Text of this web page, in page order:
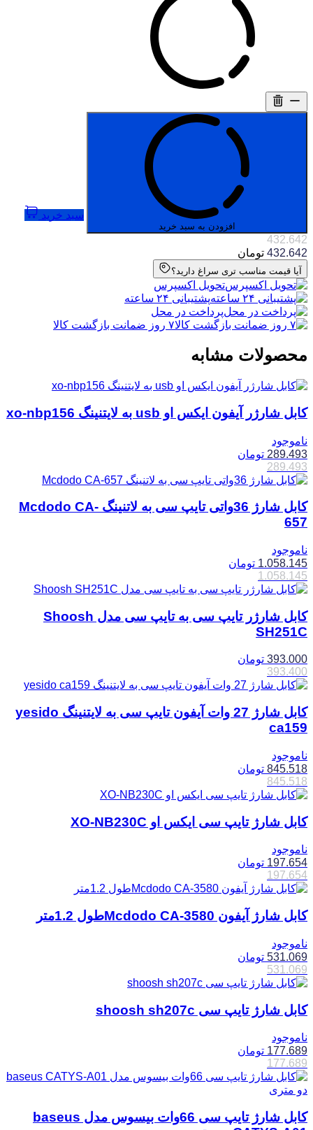
افزودن به سبد خرید
سبد خرید
432.642
432.642 تومان
آیا قیمت مناسب تری سراغ دارید؟
تحویل اکسپرس
پشتیبانی ۲۴ ساعته
پرداخت در محل
۷ روز ضمانت بازگشت کالا
محصولات مشابه
کابل شارژر آیفون ایکس او usb به لایتنینگ‌ xo-nbp156
ناموجود
289.493 تومان
289.493
کابل شارژ 36واتی تایپ سی به لاتنینگ Mcdodo CA-
657
ناموجود
1.058.145 تومان
1.058.145
کابل شارژر تایپ سی به تایپ سی مدل Shoosh
SH251C
393.000 تومان
393.400
کابل شارژ 27 وات آیفون تایپ سی به لایتنینگ yesido
ca159
ناموجود
845.518 تومان
845.518
کابل شارژ تایپ سی ایکس او XO-NB230C
ناموجود
197.654 تومان
197.654
کابل شارژ آیفون Mcdodo CA-3580طول 1.2متر
ناموجود
531.069 تومان
531.069
کابل شارژ تایپ سی shoosh sh207c
ناموجود
177.689 تومان
177.689
کابل شارژ تایپ سی 66وات بیسوس مدل baseus